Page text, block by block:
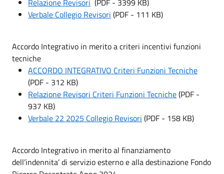
Relazione Revisori (PDF - 3399 KB)
Verbale Collegio Revisori (PDF - 111 KB)
Accordo Integrativo in merito a criteri incentivi funzioni
tecniche
ACCORDO INTEGRATIVO Criteri Funzioni Tecniche
(PDF - 312 KB)
Relazione Revisori Criteri Funzioni Tecniche(PDF -
937 KB)
Verbale 22 2025 Collegio Revisori (PDF - 158 KB)
Accordo Integrativo in merito al finanziamento
dell’indennita’ di servizio esterno e alla destinazione Fondo